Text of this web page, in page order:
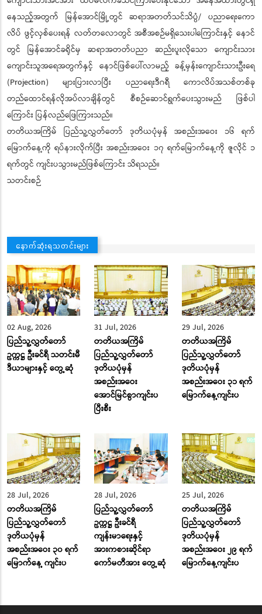
နေသည့်အတွက် မြန်အောင်မြို့တွင် ဆရာအတတ်သင်သိပ္ပံ/ ပညာရေးကော
လိပ် ဖွင့်လှစ်ပေးရန် လတ်တလောတွင် အစီအစဉ်မရှိသေးပါကြောင်းနှင့် နောင်
တွင် မြန်အောင်ခရိုင်မှ ဆရာအတတ်ပညာ ဆည်းပူးလိုသော ကျောင်းသား
ကျောင်းသူအရေအတွက်နှင့် နောင်ဖြစ်ပေါ်လာမည့် ခန့်မှန်းကျောင်းသားဦးရေ
(Projection) များပြားလာပြီး ပညာရေးဒီဂရီ ကောလိပ်အသစ်တစ်ခု
တည်ထောင်ရန်လိုအပ်လာချိန်တွင် စီစဉ်ဆောင်ရွက်ပေးသွားမည် ဖြစ်ပါ
ကြောင်း ပြန်လည်ဖြေကြားသည်။
တတိယအကြိမ် ပြည်သူ့လွှတ်တော် ဒုတိယပုံမှန် အစည်းအဝေး ၁၆ ရက်
မြောက်နေ့ကို ရပ်နားလိုက်ပြီး အစည်းအဝေး ၁၇ ရက်မြောက်နေ့ကို ဇူလိုင် ၁
ရက်တွင် ကျင်းပသွားမည်ဖြစ်ကြောင်း သိရသည်။
သတင်းစဉ်
နောက်ဆုံးရသတင်းများ
02 Aug, 2026
ပြည်သူ့လွှတ်တော်
ဥက္ကဋ္ဌ ဦးခင်ရီ သတင်းမီ
ဒီယာများနှင့် တွေ့ဆုံ
31 Jul, 2026
တတိယအကြိမ်
ပြည်သူ့လွှတ်တော်
ဒုတိယပုံမှန်
အစည်းအဝေး
အောင်မြင်စွာကျင်းပ
ပြီးစီး
29 Jul, 2026
တတိယအကြိမ်
ပြည်သူ့လွှတ်တော်
ဒုတိယပုံမှန်
အစည်းအဝေး ၃၁ ရက်
မြောက်နေ့ကျင်းပ
28 Jul, 2026
တတိယအကြိမ်
ပြည်သူ့လွှတ်တော်
ဒုတိယပုံမှန်
အစည်းအဝေး ၃၀ ရက်
မြောက်နေ့ ကျင်းပ
28 Jul, 2026
ပြည်သူ့လွှတ်တော်
ဥက္ကဋ္ဌ ဦးခင်ရီ
ကျန်းမာရေးနှင့်
အားကစားဆိုင်ရာ
ကော်မတီအား တွေ့ဆုံ
25 Jul, 2026
တတိယအကြိမ်
ပြည်သူ့လွှတ်တော်
ဒုတိယပုံမှန်
အစည်းအဝေး ၂၉ ရက်
မြောက်နေ့ကျင်းပ